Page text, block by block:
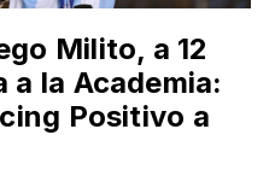
Milito, a 12
a la Academia:
Positivo a